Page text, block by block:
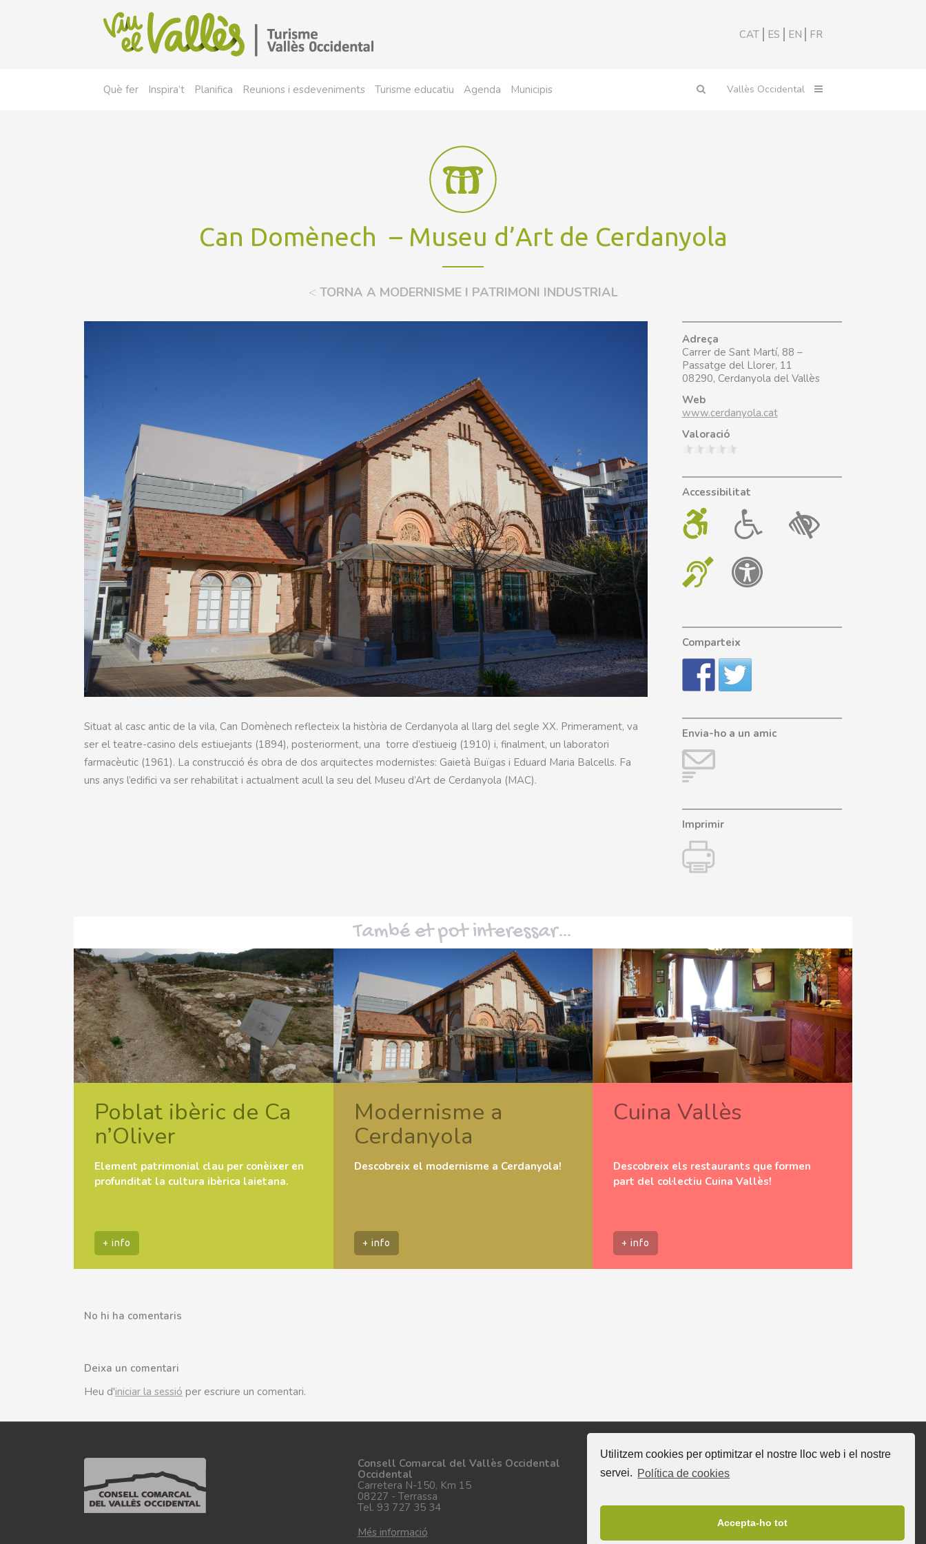
Utilitzem cookies per optimitzar el nostre lloc web i el nostre
servei. Política de cookies
Accepta-ho tot
CAT ES EN FR
Què fer Inspira’t Planifica Reunions i esdeveniments Turisme educatiu Agenda Municipis
Can Domènech – Museu d’Art de Cerdanyola
< TORNA A MODERNISME I PATRIMONI INDUSTRIAL
Situat al casc antic de la vila, Can Domènech reflecteix la història de Cerdanyola al llarg del segle XX. Primerament, va
ser el teatre-casino dels estiuejants (1894), posteriorment, una torre d’estiueig (1910) i, finalment, un laboratori
farmacèutic (1961). La construcció és obra de dos arquitectes modernistes: Gaietà Buïgas i Eduard Maria Balcells. Fa
uns anys l’edifici va ser rehabilitat i actualment acull la seu del Museu d’Art de Cerdanyola (MAC).
Adreça
Carrer de Sant Martí, 88 –
Passatge del Llorer, 11
08290, Cerdanyola del Vallès
Web
www.cerdanyola.cat
Valoració
Accessibilitat
Comparteix
Envia-ho a un amic
Imprimir
També et pot interessar…
Poblat ibèric de Ca
n’Oliver
Element patrimonial clau per conèixer en
profunditat la cultura ibèrica laietana.
+ info
Modernisme a
Cerdanyola
Descobreix el modernisme a Cerdanyola!
+ info
Cuina Vallès
Descobreix els restaurants que formen
part del col·lectiu Cuina Vallès!
+ info
No hi ha comentaris
Deixa un comentari
Heu d'iniciar la sessió per escriure un comentari.
Consell Comarcal del Vallès Occidental
Occidental
Carretera N-150, Km 15
08227 - Terrassa
Tel. 93 727 35 34
Més informació
Segueix-nos